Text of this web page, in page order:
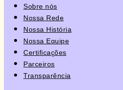
Sobre nós
Nossa Rede
Nossa História
Nossa Equipe
Certificações
Parceiros
Transparência